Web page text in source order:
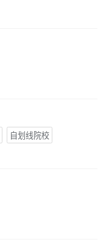
自划线院校